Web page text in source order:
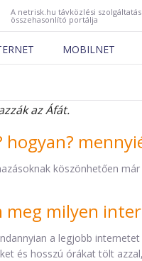
A netrisk.hu távközlési szolgáltatás
összehasonlító portálja
MOBILNET
az Áfát.
hogyan?
köszönhetően
milyen
a legjobb
és hosszú órákat tölt